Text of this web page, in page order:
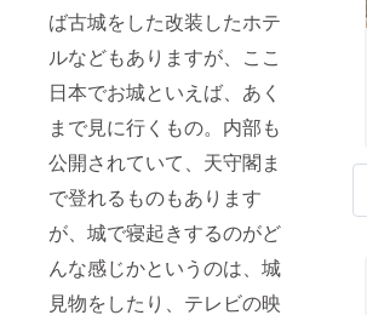
ば古城をした改装したホテ
ルなどもありますが、ここ
日本でお城といえば、あく
まで見に行くもの。内部も
公開されていて、天守閣ま
で登れるものもあります
が、城で寝起きするのがど
んな感じかというのは、城
見物をしたり、テレビの映